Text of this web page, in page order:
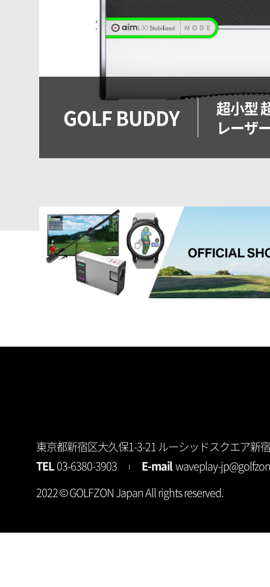
GOLF BUDDY
超小型
レーザ
東京都新宿区大久保1-3-21 ルーシッドスクエア新
TEL 03-6380-3903 E-mailwaveplay-
2022 © GOLFZON Japan All rights reserved.